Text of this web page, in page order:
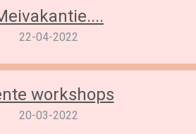
22-04-2022
workshops
20-03-2022